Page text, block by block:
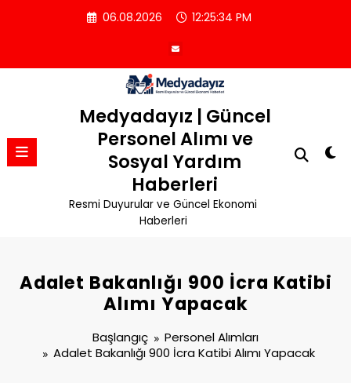
06.08.2026 12:25:34 PM
Medyadayız | Güncel
Personel Alımı ve
Sosyal Yardım
Haberleri
Resmi Duyurular ve Güncel Ekonomi
Haberleri
Adalet Bakanlığı 900 İcra Katibi
Alımı Yapacak
Başlangıç
Personel Alımları
Adalet Bakanlığı 900 İcra Katibi Alımı Yapacak